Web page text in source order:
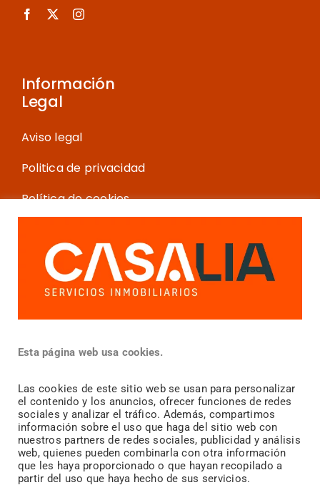
Información
Legal
Aviso legal
Politica de privacidad
Política de cookies
¿Vendes?
¿Alquilas?
Blog inmobiliario
Team Casalia
Esta página web usa cookies.
Las cookies de este sitio web se usan para personalizar
el contenido y los anuncios, ofrecer funciones de redes
sociales y analizar el tráfico. Además, compartimos
información sobre el uso que haga del sitio web con
nuestros partners de redes sociales, publicidad y análisis
web, quienes pueden combinarla con otra información
que les haya proporcionado o que hayan recopilado a
partir del uso que haya hecho de sus servicios.